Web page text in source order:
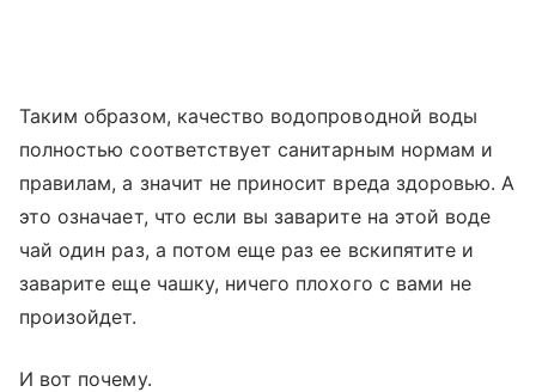
Таким образом, качество водопроводной воды
полностью соответствует санитарным нормам и
правилам, а значит не приносит вреда здоровью. А
это означает, что если вы заварите на этой воде
чай один раз, а потом еще раз ее вскипятите и
заварите еще чашку, ничего плохого с вами не
произойдет.
И вот почему.